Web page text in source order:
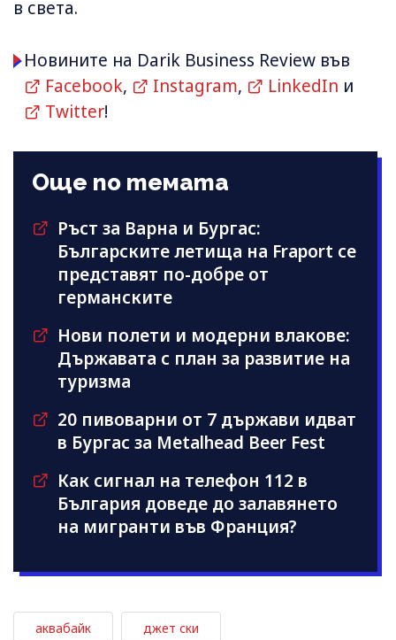
в света.
Новините на Darik Business Review във
Facebook, Instagram, LinkedIn и
Twitter!
Още по темата
Ръст за Варна и Бургас:
Българските летища на Fraport се
представят по-добре от
германските
Нови полети и модерни влакове:
Държавата с план за развитие на
туризма
20 пивоварни от 7 държави идват
в Бургас за Metalhead Beer Fest
Как сигнал на телефон 112 в
България доведе до залавянето
на мигранти във Франция?
аквабайк джет ски